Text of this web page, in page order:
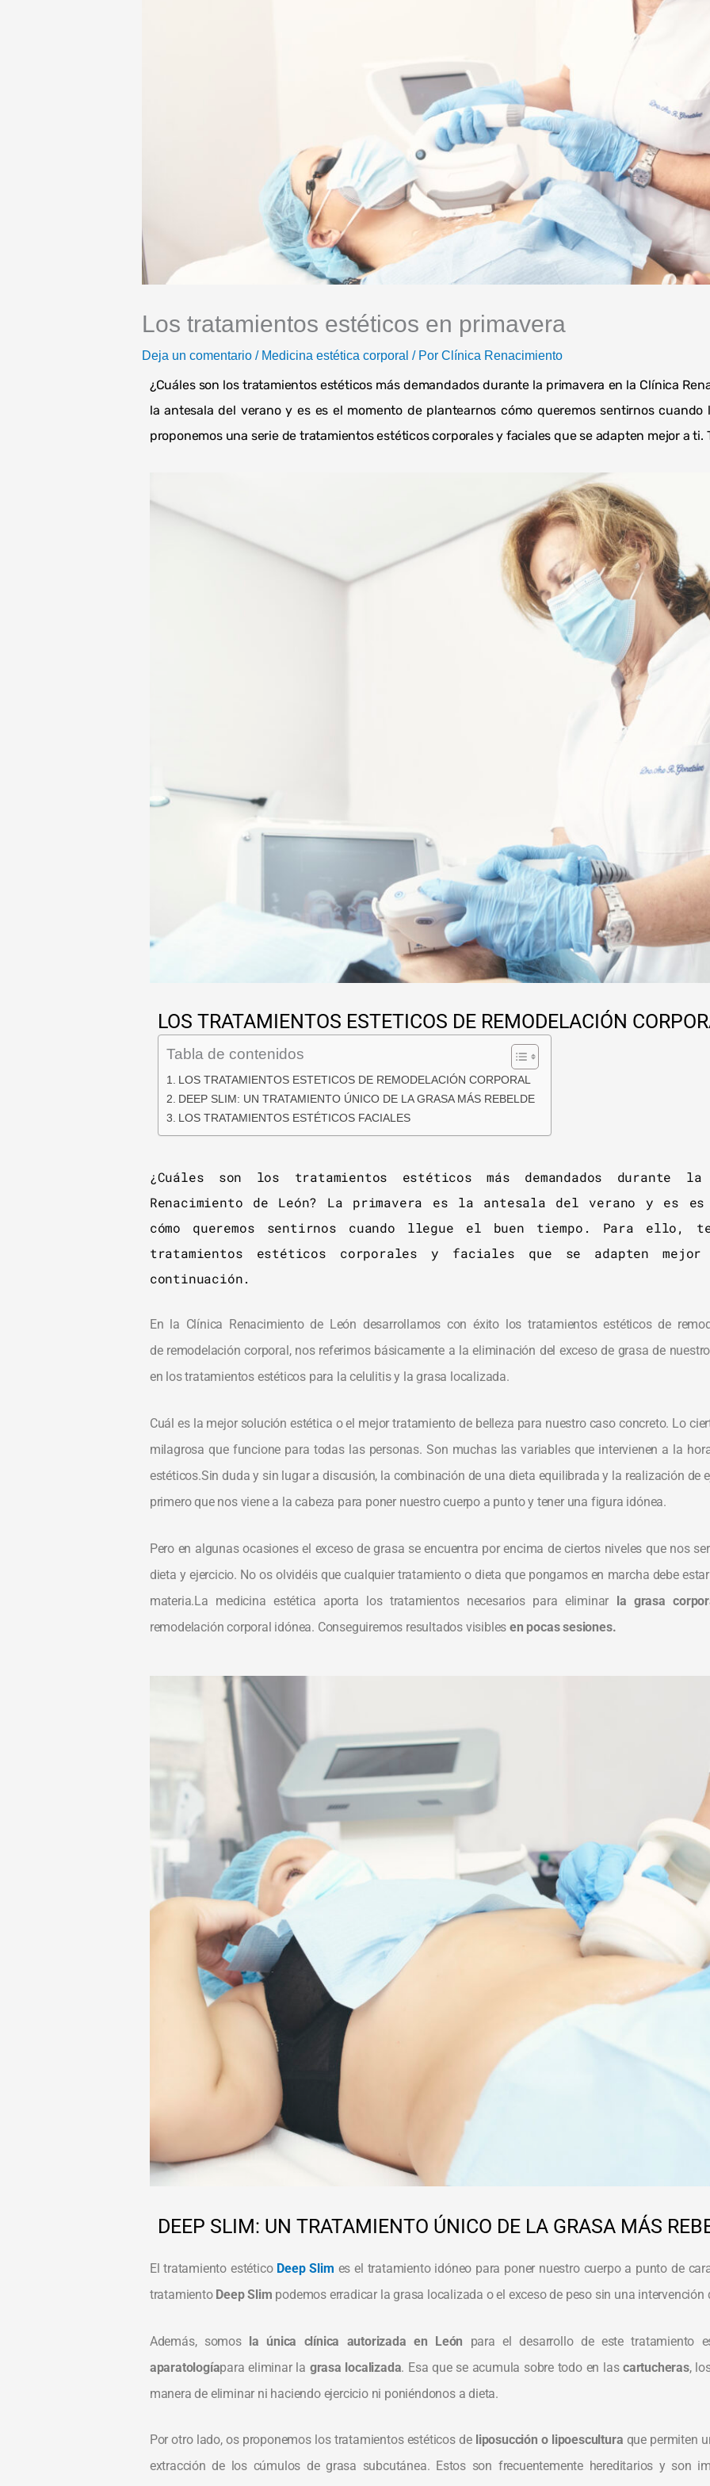
Los tratamientos estéticos en primavera
Deja un comentario / Medicina estética corporal / Por Clínica Renacimiento
¿Cuáles son los tratamientos estéticos más demandados durante la primavera en la Clínica
la antesala del verano y es es el momento de plantearnos cómo queremos sentirnos
proponemos una serie de tratamientos estéticos corporales y faciales que se adapten mejor a ti.
LOS TRATAMIENTOS ESTETICOS DE REMODELACIÓN
Tabla de contenidos
LOS TRATAMIENTOS ESTETICOS DE REMODELACIÓN CORPORAL
DEEP SLIM: UN TRATAMIENTO ÚNICO DE LA GRASA MÁS REBELDE
LOS TRATAMIENTOS ESTÉTICOS FACIALES
¿Cuáles son los tratamientos estéticos más demandados durante
Renacimiento de León? La primavera es la antesala del verano y es es
cómo queremos sentirnos cuando llegue el buen tiempo. Para ello,
tratamientos estéticos corporales y faciales que se adapten
continuación.
En la Clínica Renacimiento de León desarrollamos con éxito los tratamientos estéticos de
de remodelación corporal, nos referimos básicamente a la eliminación del exceso de grasa de
en los tratamientos estéticos para la celulitis y la grasa localizada.
Cuál es la mejor solución estética o el mejor tratamiento de belleza para nuestro caso concreto. Lo
milagrosa que funcione para todas las personas. Son muchas las variables que intervienen a la
estéticos.Sin duda y sin lugar a discusión, la combinación de una dieta equilibrada y la realización de
primero que nos viene a la cabeza para poner nuestro cuerpo a punto y tener una figura idónea.
Pero en algunas ocasiones el exceso de grasa se encuentra por encima de ciertos niveles que nos
dieta y ejercicio. No os olvidéis que cualquier tratamiento o dieta que pongamos en marcha debe
materia.La medicina estética aporta los tratamientos necesarios para eliminar la grasa
remodelación corporal idónea. Conseguiremos resultados visibles en pocas sesiones.
DEEP SLIM: UN TRATAMIENTO ÚNICO DE LA GRASA MÁS
El tratamiento estético Deep Slim es el tratamiento idóneo para poner nuestro cuerpo a punto de
tratamiento Deep Slim podemos erradicar la grasa localizada o el exceso de peso sin una intervención
Además, somos la única clínica autorizada en León para el desarrollo de este tratamiento
aparatologíapara eliminar la grasa localizada. Esa que se acumula sobre todo en lascartucheras,
manera de eliminar ni haciendo ejercicio ni poniéndonos a dieta.
Por otro lado, os proponemos los tratamientos estéticos de liposucción o lipoescultura que permiten
extracción de los cúmulos de grasa subcutánea. Estos son frecuentemente hereditarios y son